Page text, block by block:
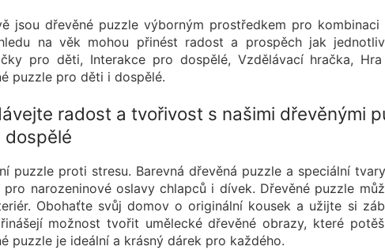
jsou dřevěné puzzle výborným prostředkem pro
na věk mohou přinést radost a prospěch jak
pro děti, Interakce pro dospělé, Vzdělávací hračka,
puzzle pro děti i dospělé.
radost a tvořivost s našimi dřevěnými
dospělé
puzzle proti stresu. Barevná dřevěná puzzle a speciální
pro narozeninové oslavy chlapců i dívek. Dřevěné puzzle
Obohaťte svůj domov o originální kousek a užijte si
možnost tvořit umělecké dřevěné obrazy, které
puzzle je ideální a krásný dárek pro každého.